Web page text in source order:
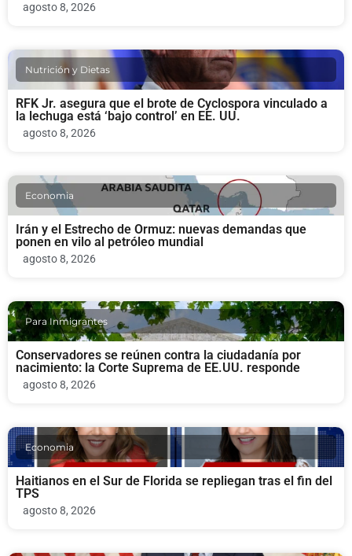
agosto 8, 2026
Nutrición y Dietas
RFK Jr. asegura que el brote de Cyclospora vinculado a
la lechuga está ‘bajo control’ en EE. UU.
agosto 8, 2026
Economia
Irán y el Estrecho de Ormuz: nuevas demandas que
ponen en vilo al petróleo mundial
agosto 8, 2026
Para Inmigrantes
Conservadores se reúnen contra la ciudadanía por
nacimiento: la Corte Suprema de EE.UU. responde
agosto 8, 2026
Economia
Haitianos en el Sur de Florida se repliegan tras el fin del
TPS
agosto 8, 2026